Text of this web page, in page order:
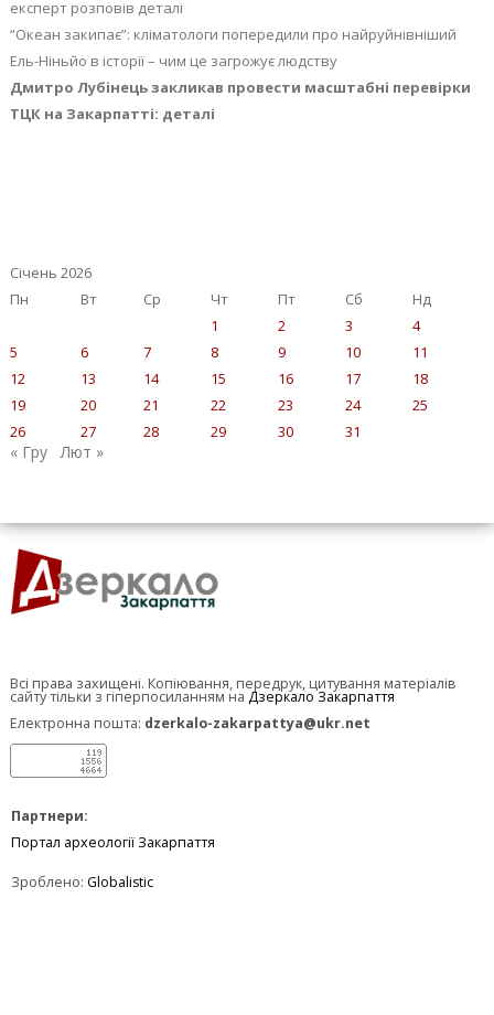
експерт розповів деталі
“Океан закипає”: кліматологи попередили про найруйнівніший
Ель-Ніньйо в історії – чим це загрожує людству
Дмитро Лубінець закликав провести масштабні перевірки
ТЦК на Закарпатті: деталі
Січень 2026
Пн
Вт Ср Чт Пт Сб
Нд
1
2 3
4
5
6 7 8 9 10
11
12
13 14 15 16 17
18
19
20 21 22 23 24
25
26
27 28 29 30 31
« Гру Лют »
Всі права захищені. Копіювання, передрук, цитування матеріалів
сайту тільки з гіперпосиланням на Дзеркало Закарпаття
Електронна пошта: dzerkalo-zakarpattya@ukr.net
Партнери:
Портал археології Закарпаття
Зроблено: Globalistic